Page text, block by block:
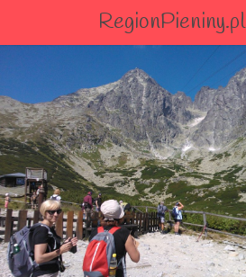
RegionPieniny.pl
Polecane Przez Nas
Wszystkie Obiekty
Wszystkie Obiekty